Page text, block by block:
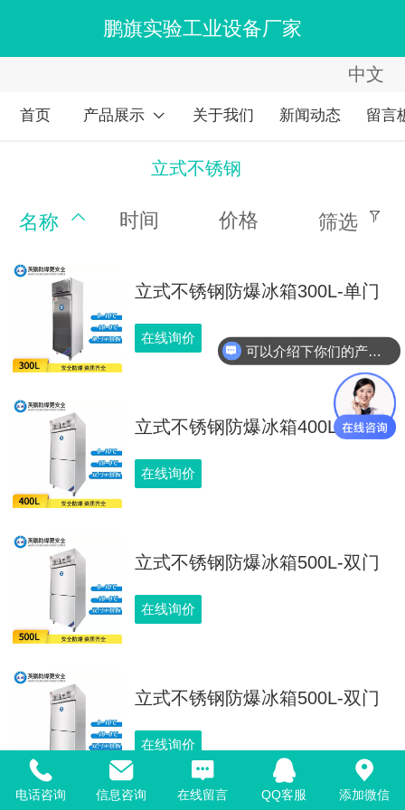
鹏旗实验工业设备厂家
中文
中文
English
首页 产品展示 关于我们 新闻动态 留言
立式不锈钢
名称 时间 价格 筛选
立式不锈钢防爆冰箱300L-单门
在线询价
立式不锈钢防爆冰箱400L-双门
在线询价
立式不锈钢防爆冰箱500L-双门
在线询价
立式不锈钢防爆冰箱500L-双门
在线询价
电话咨询 信息咨询 在线留言 QQ客服 添加微信
可以介绍下你们的产品么？